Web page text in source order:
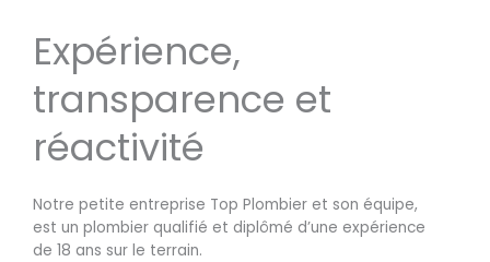
Expérience,
transparence et
réactivité
Notre petite entreprise Top Plombier et son équipe,
est un plombier qualifié et diplômé d’une expérience
de 18 ans sur le terrain.